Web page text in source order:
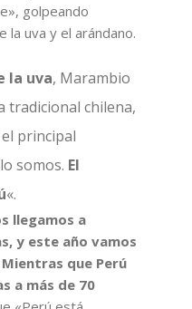
golpeando
la uva y el arándano.
la uva, Marambio
tradicional chilena,
principal
somos. El
«.
llegamos a
y este año vamos
que Perú
a más de 70